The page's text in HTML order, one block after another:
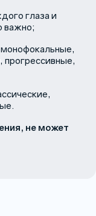
глаза и
важно;
не может